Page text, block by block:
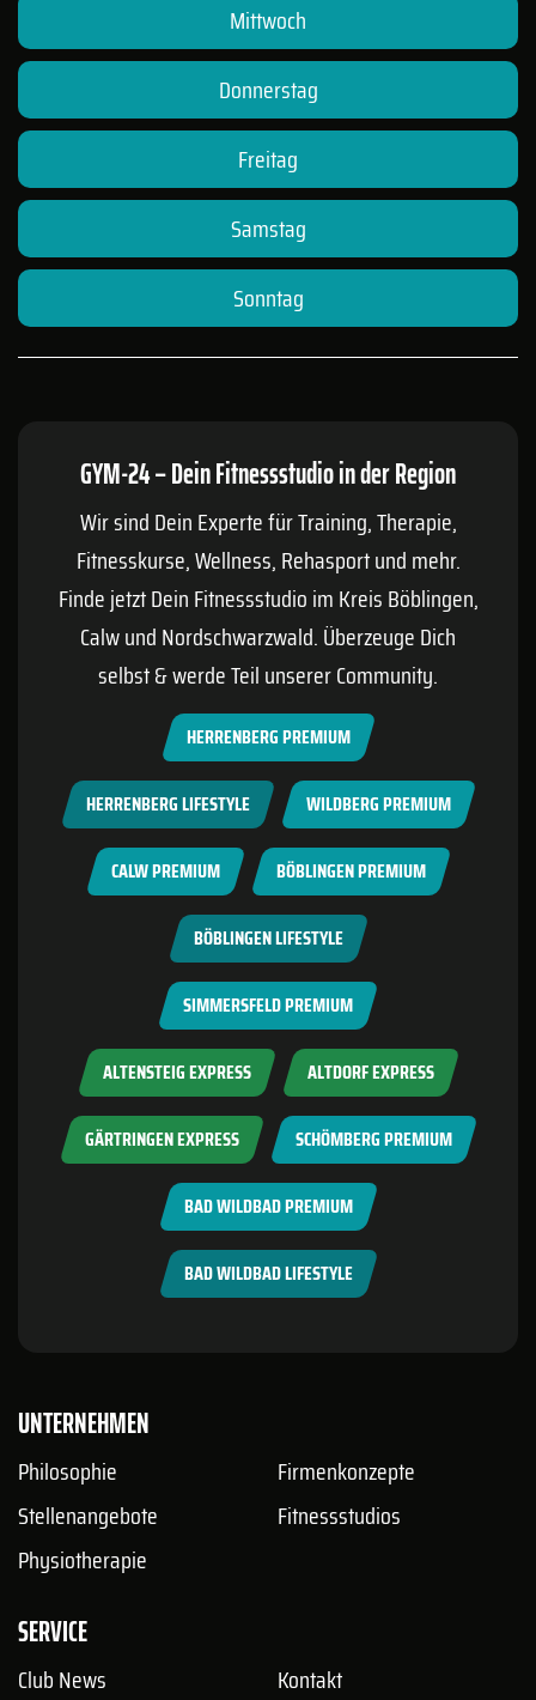
Mittwoch
Donnerstag
Freitag
Samstag
Sonntag
GYM-24 – Dein Fitnessstudio in der Region
Wir sind Dein Experte für Training, Therapie,
Fitnesskurse, Wellness, Rehasport und mehr.
Finde jetzt Dein Fitnessstudio im KreisBöblingen,
Calwund Nordschwarzwald. Überzeuge Dich
selbst & werde Teil unserer Community.
HERRENBERG PREMIUM
HERRENBERG LIFESTYLE WILDBERG PREMIUM
CALW PREMIUM BÖBLINGEN PREMIUM
BÖBLINGEN LIFESTYLE
SIMMERSFELD PREMIUM
ALTENSTEIG EXPRESS ALTDORF EXPRESS
GÄRTRINGEN EXPRESS SCHÖMBERG PREMIUM
BAD WILDBAD PREMIUM
BAD WILDBAD LIFESTYLE
UNTERNEHMEN
Philosophie
Stellenangebote
Physiotherapie
Firmenkonzepte
Fitnessstudios
SERVICE
Club News
Kontakt